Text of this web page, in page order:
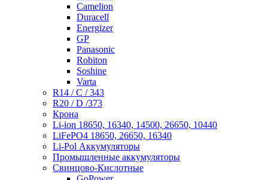
Camelion
Duracell
Energizer
GP
Panasonic
Robiton
Soshine
Varta
R14 / C / 343
R20 / D /373
Крона
Li-ion 18650, 16340, 14500, 26650, 10440
LiFePO4 18650, 26650, 16340
Li-Pol Аккумуляторы
Промышленные аккумуляторы
Свинцово-Кислотные